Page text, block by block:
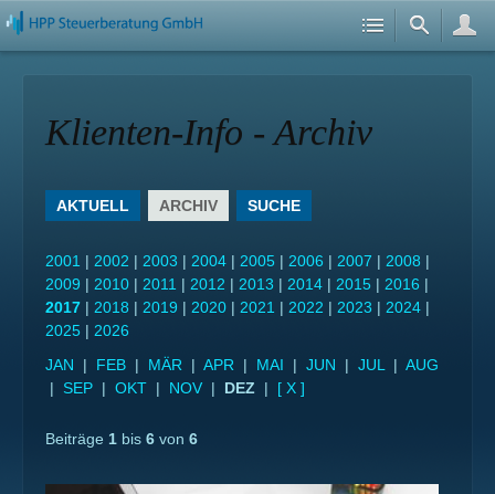
Klienten-Info - Archiv
AKTUELL ARCHIV SUCHE
2001 | 2002 | 2003 | 2004 | 2005 | 2006 | 2007 | 2008 |
2009 | 2010 | 2011 | 2012 | 2013 | 2014 | 2015 | 2016 |
2017 | 2018 | 2019 | 2020 | 2021 | 2022 | 2023 | 2024 |
2025 | 2026
JAN | FEB | MÄR | APR | MAI | JUN | JUL | AUG
| SEP | OKT | NOV | DEZ | [ X ]
Beiträge 1 bis 6 von 6